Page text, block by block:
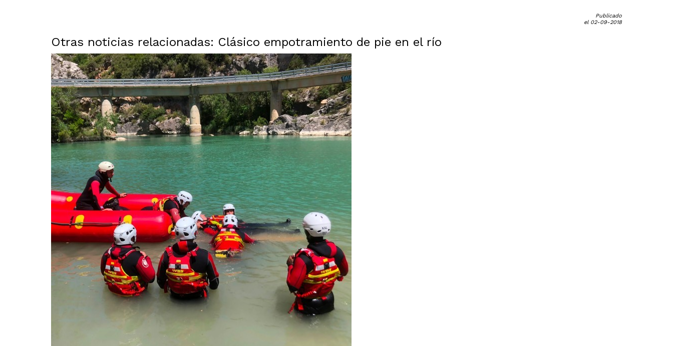
Publicado
el 02-09-2018
Otras noticias relacionadas: Clásico empotramiento de pie en el río